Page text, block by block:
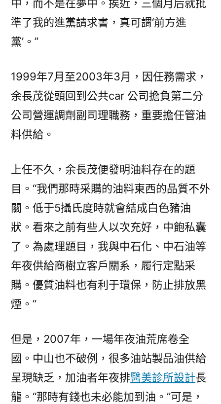
中，而不是在夢中。挨近，三個月后就批
準了我的進黨請求書，真可謂‘前方進
黨’。”
1999年7月至2003年3月，因任務需求，
余長茂從頭回到公共car 公司擔負第二分
公司營運調劑副司理職務，重要擔任管油
料供給。
上任不久，余長茂便發明油料存在的題
目。“我們那時采購的油料東西的品質不外
關。低于5攝氏度時就會結成白色豬油
狀。看來之前有些人以次充好，中飽私囊
了。為處理題目，我與中石化、中石油等
年夜供給商樹立客戶關系，履行定點采
購。優質油料也有利于環保，防止排放黑
煙。”
但是，2007年，一場年夜油荒席卷全
國。中山也不破例，很多油站製品油供給
呈現缺乏，加油者年夜排醫美診所設計長
龍。“那時有錢也未必能加到油。”可是，